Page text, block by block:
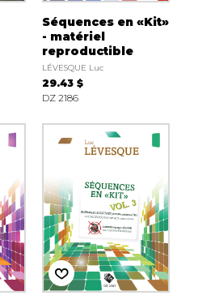
Séquences en «Kit»
- matériel
reproductible
LÉVESQUE Luc
29.43 $
DZ 2186